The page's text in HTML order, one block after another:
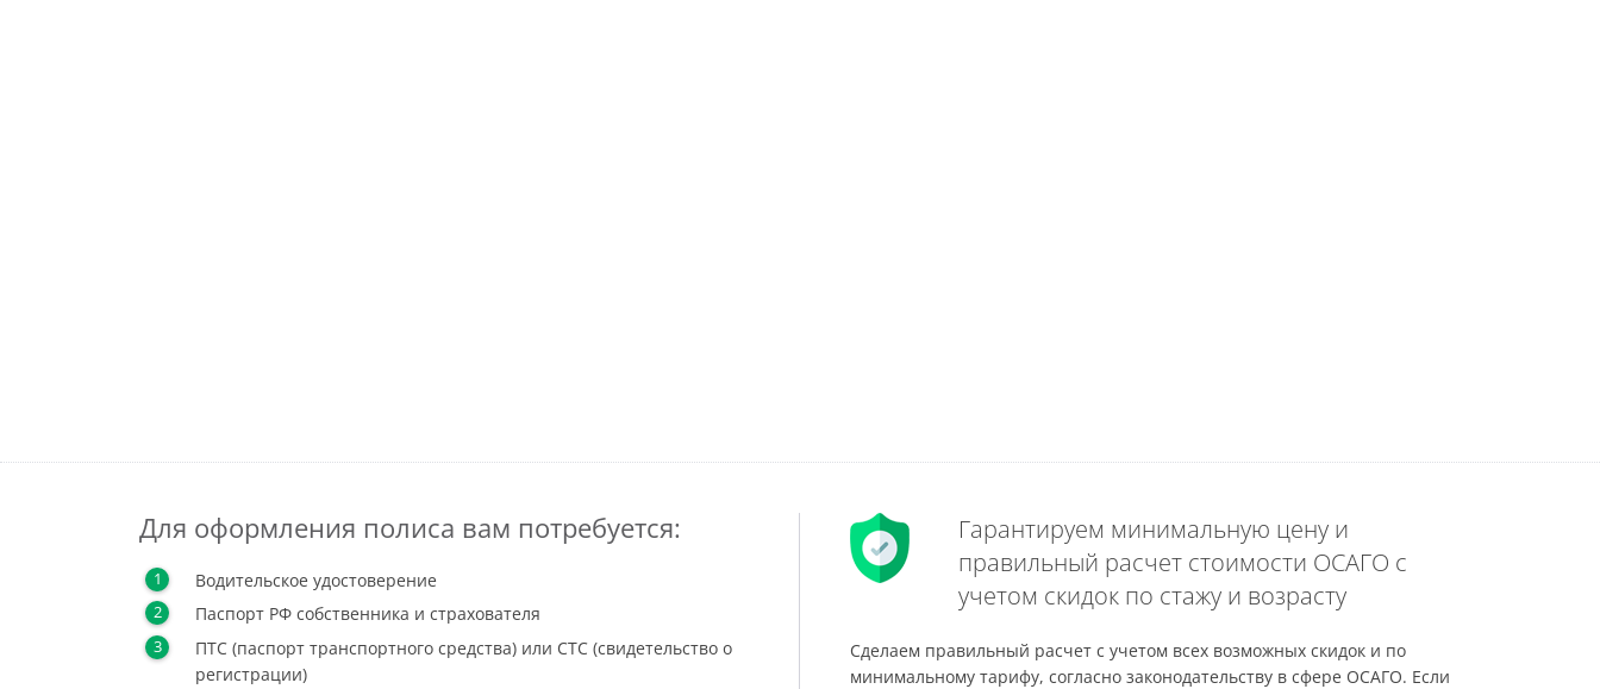
Для оформления полиса вам потребуется:
Водительское удостоверение
Паспорт РФ собственника и страхователя
ПТС (паспорт транспортного средства) или СТС (свидетельство о
регистрации)
Гарантируем минимальную цену и
правильный расчет стоимости ОСАГО с
учетом скидок по стажу и возрасту
Сделаем правильный расчет с учетом всех возможных скидок и по
минимальному тарифу, согласно законодательству в сфере ОСАГО. Если